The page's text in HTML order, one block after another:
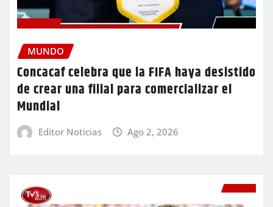
MUNDO
Concacaf celebra que la FIFA haya desistido
de crear una filial para comercializar el
Mundial
Editor Noticias Ago 2, 2026